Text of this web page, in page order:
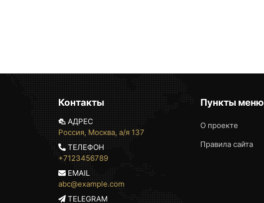
Контакты
АДРЕС
Россия, Москва, а/я 137
ТЕЛЕФОН
+7123456789
EMAIL
abc@example.com
TELEGRAM
Пункты меню
О проекте
Правила сайта